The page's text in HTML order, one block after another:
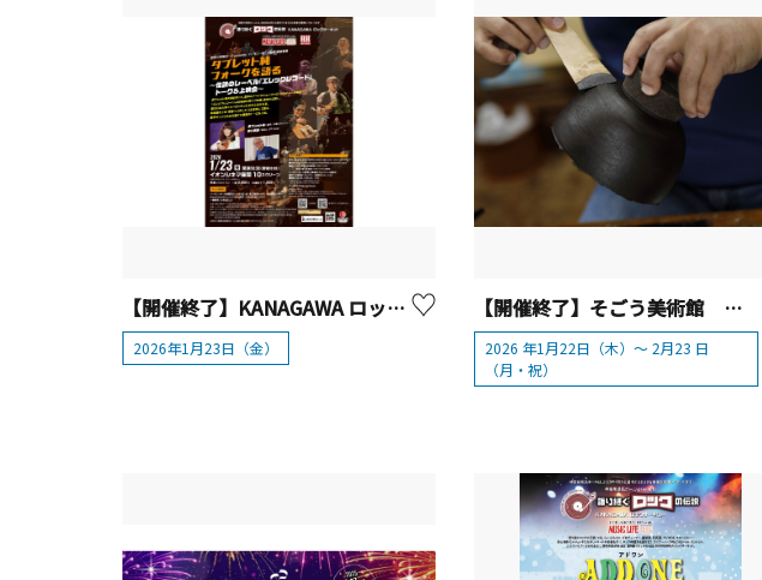
【開催終了】KANAGAWA ロックサーキット 「語り継ぐロックの伝説」タブレット純 フォークを語る ～伝説のレーベル「エレックレコード」トーク＆上映会～【座間市】
2026年1月23日（金）
【開催終了】そごう美術館 「artisans と輪島塗ー 輪島塗 そのさきー輪島復興支援」
2026 年1月22日（木）～ 2月23 日
（月・祝）